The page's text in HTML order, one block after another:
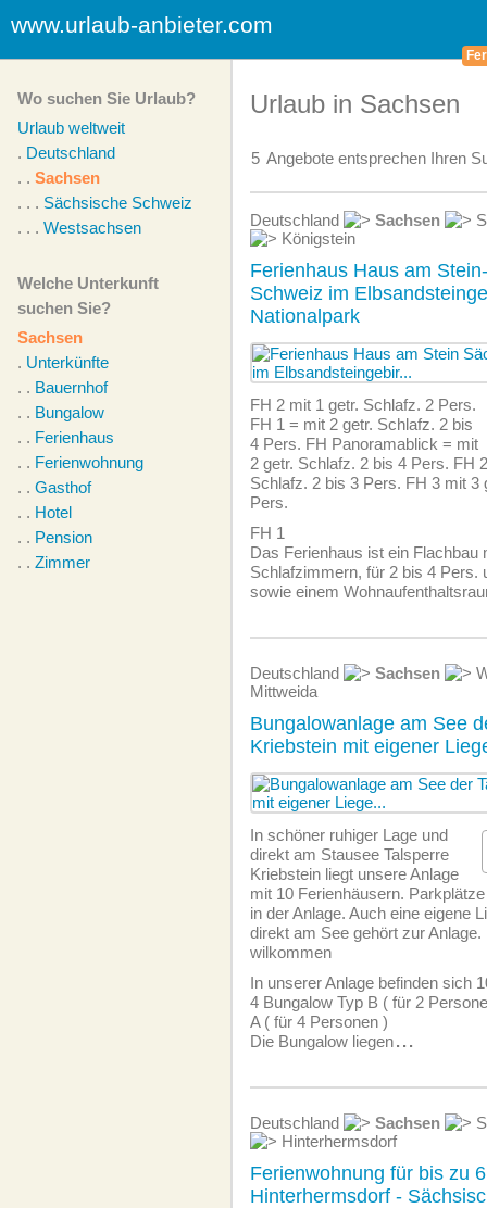
www.urlaub-anbieter.com
Wo suchen Sie Urlaub?
Urlaub weltweit
. Deutschland
. . Sachsen
. . . Sächsische Schweiz
. . . Westsachsen
Welche Unterkunft
suchen Sie?
Sachsen
. Unterkünfte
. . Bauernhof
. . Bungalow
. . Ferienhaus
. . Ferienwohnung
. . Gasthof
. . Hotel
. . Pension
. . Zimmer
Urlaub in Sachsen
5 Angebote entsprechen Ihren
Deutschland Sachsen
Königstein
Ferienhaus Haus am
Schweiz im
Nationalpark
FH 2 mit 1 getr. Schlafz. 2 Pers.
FH 1 = mit 2 getr. Schlafz. 2 bis
4 Pers. FH Panoramablick = mit
2 getr. Schlafz. 2 bis 4 Pers. FH
Schlafz. 2 bis 3 Pers. FH 3 mit 3
Pers.
FH 1
Das Ferienhaus ist ein Flachbau
Schlafzimmern, für 2 bis 4 Pers.
sowie einem
Deutschland Sachsen
Mittweida
Bungalowanlage am See
Kriebstein mit eigener
In schöner ruhiger Lage und
direkt am Stausee Talsperre
Kriebstein liegt unsere Anlage
mit 10 Ferienhäusern.
in der Anlage. Auch eine eigene
direkt am See gehört zur
wilkommen
In unserer Anlage befinden sich
4 Bungalow Typ B ( für 2
A ( für 4 Personen )
Die Bungalow liegen...
Deutschland Sachsen
Hinterhermsdorf
Ferienwohnung für bis zu
Hinterhermsdorf -